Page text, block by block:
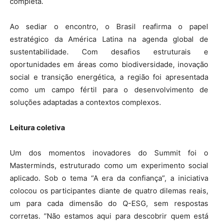
Ao sediar o encontro, o Brasil reafirma o papel
estratégico da América Latina na agenda global de
sustentabilidade. Com desafios estruturais e
oportunidades em áreas como biodiversidade, inovação
social e transição energética, a região foi apresentada
como um campo fértil para o desenvolvimento de
soluções adaptadas a contextos complexos.
Leitura coletiva
Um dos momentos inovadores do Summit foi o
Masterminds, estruturado como um experimento social
aplicado. Sob o tema “A era da confiança”, a iniciativa
colocou os participantes diante de quatro dilemas reais,
um para cada dimensão do Q-ESG, sem respostas
corretas. “Não estamos aqui para descobrir quem está